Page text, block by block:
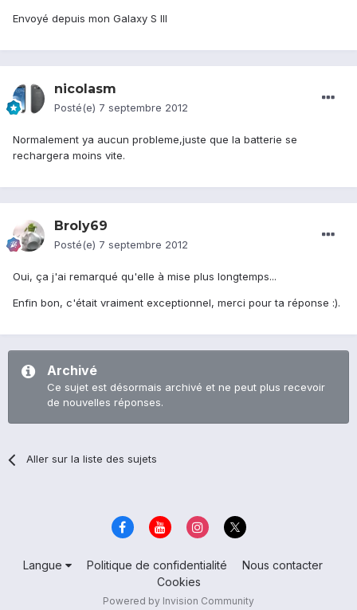
Envoyé depuis mon Galaxy S III
nicolasm
Posté(e) 7 septembre 2012
Normalement ya aucun probleme,juste que la batterie se
rechargera moins vite.
Broly69
Posté(e) 7 septembre 2012
Oui, ça j'ai remarqué qu'elle à mise plus longtemps...
Enfin bon, c'était vraiment exceptionnel, merci pour ta réponse :).
Archivé
Ce sujet est désormais archivé et ne peut plus recevoir
de nouvelles réponses.
Aller sur la liste des sujets
Langue Politique de confidentialité
Nous contacter
Cookies
Powered by Invision Community